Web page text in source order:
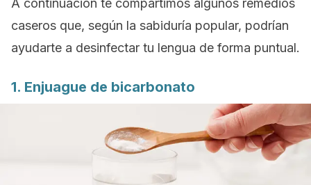
A continuación te compartimos algunos remedios
caseros que, según la sabiduría popular, podrían
ayudarte a desinfectar tu lengua de forma puntual.
1. Enjuague de bicarbonato